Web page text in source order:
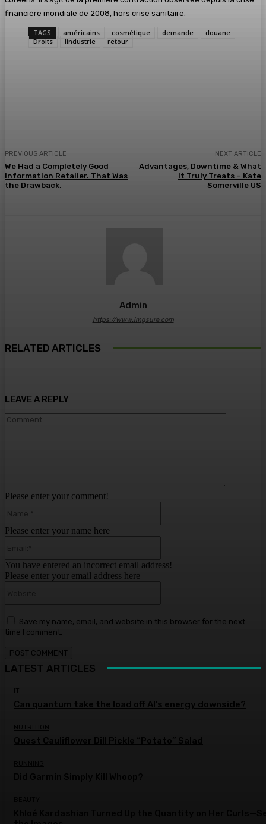
financière mondiale de 2008, hors crise sanitaire.
TAGS américains cosmétique demande
douane
Droits
lindustrie retour
PREVIOUS ARTICLE
We Had a Completely Good
Information Retailer. That Was
the Drawback.
NEXT ARTICLE
Advantages, Downtime & What
It Truly Treats – Kate
Somerville US
Admin
https://www.imgsure.com
RELATED ARTICLES
LEAVE A REPLY
Please enter your comment!
Please enter your name here
You have entered an incorrect email address!
Please enter your email address here
Save my name, email, and website in this browser for the next
time I comment.
LATEST ARTICLES
IT
Can quantum take the load off AI’s energy downside?
NUTRITION